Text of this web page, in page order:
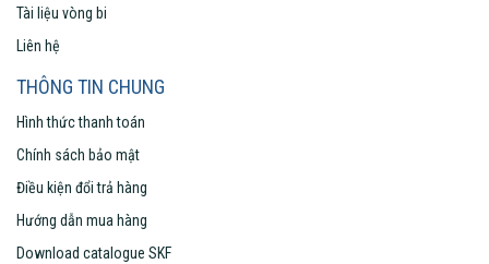
Tài liệu vòng bi
Liên hệ
THÔNG TIN CHUNG
Hình thức thanh toán
Chính sách bảo mật
Điều kiện đổi trả hàng
Hướng dẫn mua hàng
Download catalogue SKF